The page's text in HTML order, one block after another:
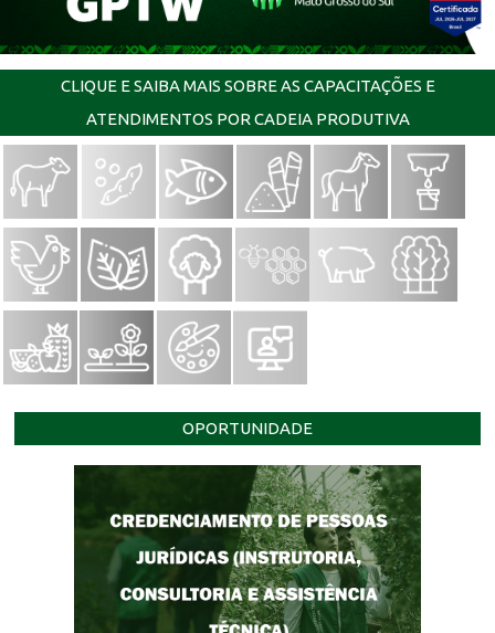
CLIQUE E SAIBA MAIS SOBRE AS CAPACITAÇÕES E
ATENDIMENTOS POR CADEIA PRODUTIVA
OPORTUNIDADE